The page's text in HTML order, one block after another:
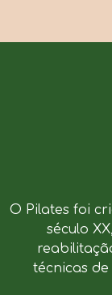
O Pilates foi
século
técnicas